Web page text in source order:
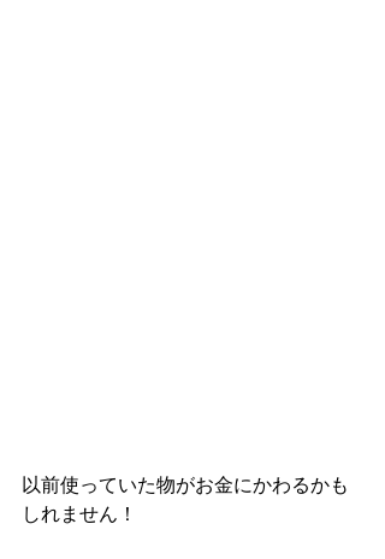
以前使っていた物がお金にかわるかも
しれません！